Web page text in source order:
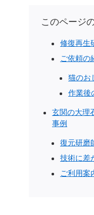
このページ
修復再生
ご依頼の
猫のお
作業後
玄関の大理
事例
復元研磨
技術に差
ご利用案